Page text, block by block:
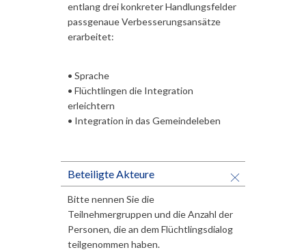
entlang drei konkreter Handlungsfelder
passgenaue Verbesserungsansätze
erarbeitet:
• Sprache
• Flüchtlingen die Integration
erleichtern
• Integration in das Gemeindeleben
Beteiligte Akteure
Bitte nennen Sie die
Teilnehmergruppen und die Anzahl der
Personen, die an dem Flüchtlingsdialog
teilgenommen haben.